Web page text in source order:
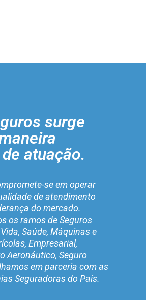
surge
atuação.
se em operar
de atendimento
do mercado.
os ramos de Seguros
Saúde, Máquinas e
Empresarial,
Aeronáutico, Seguro
em parceria com as
Seguradoras do País.